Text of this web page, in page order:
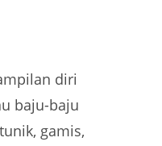
diri
baju-baju
gamis,